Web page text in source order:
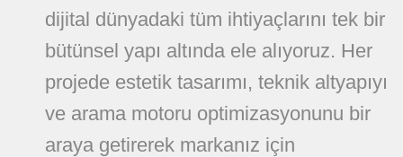
hello@5brand.co hello@5brand.co
dijital dünyadaki tüm ihtiyaçlarını tek bir
bütünsel yapı altında ele alıyoruz. Her
projede estetik tasarımı, teknik altyapıyı
ve arama motoru optimizasyonunu bir
araya getirerek markanız için